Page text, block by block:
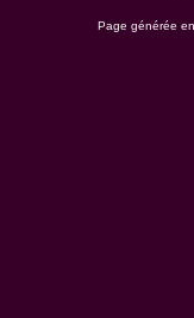
Page générée